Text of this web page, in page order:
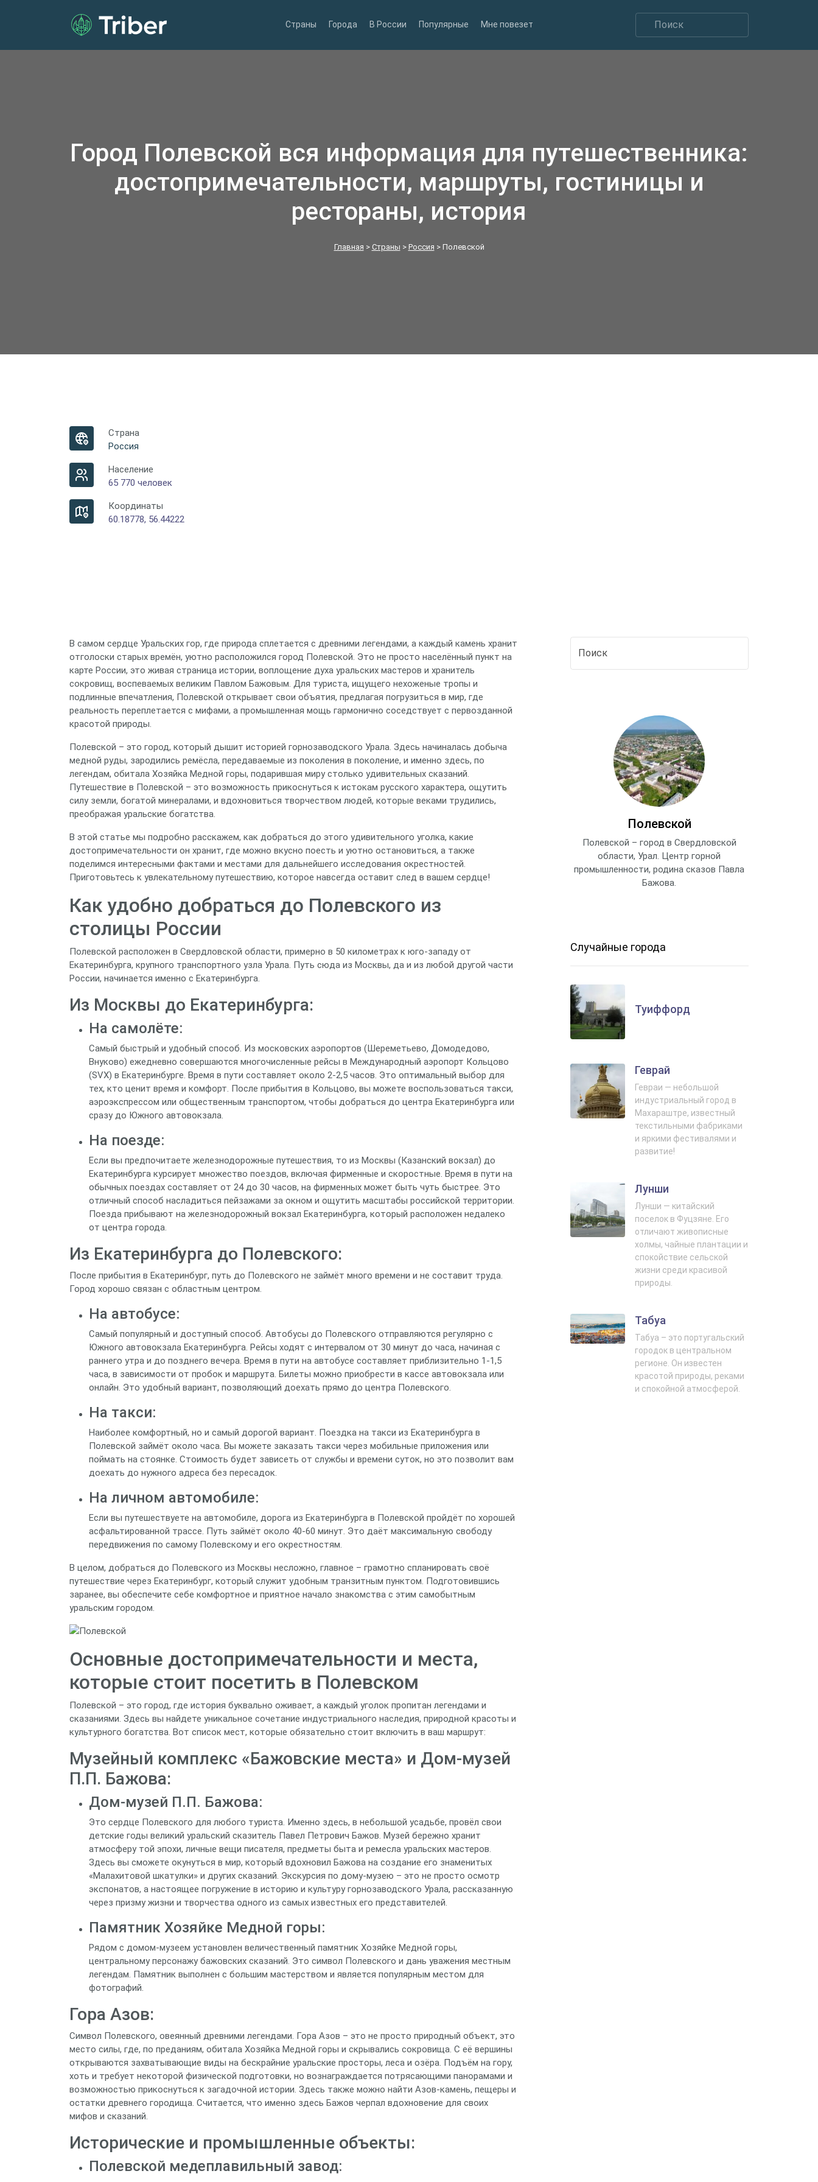
Страны Города В России Популярные Мне повезет
Город Полевской вся информация для путешественника:
достопримечательности, маршруты, гостиницы и
рестораны, история
Главная > Страны > Россия > Полевской
Страна
Россия
Население
65 770 человек
Координаты
60.18778, 56.44222
В самом сердце Уральских гор, где природа сплетается с древними легендами, а каждый камень хранит
отголоски старых времён, уютно расположился город Полевской. Это не просто населённый пункт на
карте России, это живая страница истории, воплощение духа уральских мастеров и хранитель
сокровищ, воспеваемых великим Павлом Бажовым. Для туриста, ищущего нехоженые тропы и
подлинные впечатления, Полевской открывает свои объятия, предлагая погрузиться в мир, где
реальность переплетается с мифами, а промышленная мощь гармонично соседствует с первозданной
красотой природы.
Полевской – это город, который дышит историей горнозаводского Урала. Здесь начиналась добыча
медной руды, зародились ремёсла, передаваемые из поколения в поколение, и именно здесь, по
легендам, обитала Хозяйка Медной горы, подарившая миру столько удивительных сказаний.
Путешествие в Полевской – это возможность прикоснуться к истокам русского характера, ощутить
силу земли, богатой минералами, и вдохновиться творчеством людей, которые веками трудились,
преображая уральские богатства.
В этой статье мы подробно расскажем, как добраться до этого удивительного уголка, какие
достопримечательности он хранит, где можно вкусно поесть и уютно остановиться, а также
поделимся интересными фактами и местами для дальнейшего исследования окрестностей.
Приготовьтесь к увлекательному путешествию, которое навсегда оставит след в вашем сердце!
Как удобно добраться до Полевского из
столицы России
Полевской расположен в Свердловской области, примерно в 50 километрах к юго-западу от
Екатеринбурга, крупного транспортного узла Урала. Путь сюда из Москвы, да и из любой другой части
России, начинается именно с Екатеринбурга.
Из Москвы до Екатеринбурга:
На самолёте:
Самый быстрый и удобный способ. Из московских аэропортов (Шереметьево, Домодедово,
Внуково) ежедневно совершаются многочисленные рейсы в Международный аэропорт Кольцово
(SVX) в Екатеринбурге. Время в пути составляет около 2-2,5 часов. Это оптимальный выбор для
тех, кто ценит время и комфорт. После прибытия в Кольцово, вы можете воспользоваться такси,
аэроэкспрессом или общественным транспортом, чтобы добраться до центра Екатеринбурга или
сразу до Южного автовокзала.
На поезде:
Если вы предпочитаете железнодорожные путешествия, то из Москвы (Казанский вокзал) до
Екатеринбурга курсирует множество поездов, включая фирменные и скоростные. Время в пути на
обычных поездах составляет от 24 до 30 часов, на фирменных может быть чуть быстрее. Это
отличный способ насладиться пейзажами за окном и ощутить масштабы российской территории.
Поезда прибывают на железнодорожный вокзал Екатеринбурга, который расположен недалеко
от центра города.
Из Екатеринбурга до Полевского:
После прибытия в Екатеринбург, путь до Полевского не займёт много времени и не составит труда.
Город хорошо связан с областным центром.
На автобусе:
Самый популярный и доступный способ. Автобусы до Полевского отправляются регулярно с
Южного автовокзала Екатеринбурга. Рейсы ходят с интервалом от 30 минут до часа, начиная с
раннего утра и до позднего вечера. Время в пути на автобусе составляет приблизительно 1-1,5
часа, в зависимости от пробок и маршрута. Билеты можно приобрести в кассе автовокзала или
онлайн. Это удобный вариант, позволяющий доехать прямо до центра Полевского.
На такси:
Наиболее комфортный, но и самый дорогой вариант. Поездка на такси из Екатеринбурга в
Полевской займёт около часа. Вы можете заказать такси через мобильные приложения или
поймать на стоянке. Стоимость будет зависеть от службы и времени суток, но это позволит вам
доехать до нужного адреса без пересадок.
На личном автомобиле:
Если вы путешествуете на автомобиле, дорога из Екатеринбурга в Полевской пройдёт по хорошей
асфальтированной трассе. Путь займёт около 40-60 минут. Это даёт максимальную свободу
передвижения по самому Полевскому и его окрестностям.
В целом, добраться до Полевского из Москвы несложно, главное – грамотно спланировать своё
путешествие через Екатеринбург, который служит удобным транзитным пунктом. Подготовившись
заранее, вы обеспечите себе комфортное и приятное начало знакомства с этим самобытным
уральским городом.
Основные достопримечательности и места,
которые стоит посетить в Полевском
Полевской – это город, где история буквально оживает, а каждый уголок пропитан легендами и
сказаниями. Здесь вы найдете уникальное сочетание индустриального наследия, природной красоты и
культурного богатства. Вот список мест, которые обязательно стоит включить в ваш маршрут:
Музейный комплекс «Бажовские места» и Дом-музей
П.П. Бажова:
Дом-музей П.П. Бажова:
Это сердце Полевского для любого туриста. Именно здесь, в небольшой усадьбе, провёл свои
детские годы великий уральский сказитель Павел Петрович Бажов. Музей бережно хранит
атмосферу той эпохи, личные вещи писателя, предметы быта и ремесла уральских мастеров.
Здесь вы сможете окунуться в мир, который вдохновил Бажова на создание его знаменитых
«Малахитовой шкатулки» и других сказаний. Экскурсия по дому-музею – это не просто осмотр
экспонатов, а настоящее погружение в историю и культуру горнозаводского Урала, рассказанную
через призму жизни и творчества одного из самых известных его представителей.
Памятник Хозяйке Медной горы:
Рядом с домом-музеем установлен величественный памятник Хозяйке Медной горы,
центральному персонажу бажовских сказаний. Это символ Полевского и дань уважения местным
легендам. Памятник выполнен с большим мастерством и является популярным местом для
фотографий.
Гора Азов:
Символ Полевского, овеянный древними легендами. Гора Азов – это не просто природный объект, это
место силы, где, по преданиям, обитала Хозяйка Медной горы и скрывались сокровища. С её вершины
открываются захватывающие виды на бескрайние уральские просторы, леса и озёра. Подъём на гору,
хоть и требует некоторой физической подготовки, но вознаграждается потрясающими панорамами и
возможностью прикоснуться к загадочной истории. Здесь также можно найти Азов-камень, пещеры и
остатки древнего городища. Считается, что именно здесь Бажов черпал вдохновение для своих
мифов и сказаний.
Исторические и промышленные объекты:
Полевской медеплавильный завод:
Полевской
Полевской – город в Свердловской
области, Урал. Центр горной
промышленности, родина сказов Павла
Бажова.
Случайные города
Туиффорд
Геврай
Гевраи — небольшой
индустриальный город в
Махараштре, известный
текстильными фабриками
и яркими фестивалями и
развитие!
Лунши
Лунши — китайский
поселок в Фуцзяне. Его
отличают живописные
холмы, чайные плантации и
спокойствие сельской
жизни среди красивой
природы.
Табуа
Табуа – это португальский
городок в центральном
регионе. Он известен
красотой природы, реками
и спокойной атмосферой.